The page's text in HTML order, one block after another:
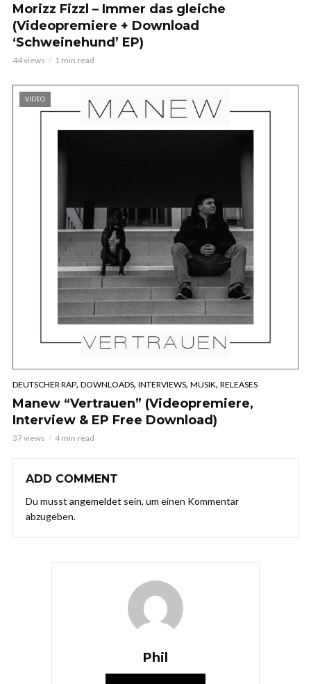
Morizz Fizzl – Immer das gleiche
(Videopremiere + Download
‘Schweinehund’ EP)
44 views 1 min read
VIDEO
DEUTSCHER RAP, DOWNLOADS, INTERVIEWS, MUSIK, RELEASES
Manew “Vertrauen” (Videopremiere,
Interview & EP Free Download)
37 views 4 min read
ADD COMMENT
Du musst angemeldet sein, um einen Kommentar
abzugeben.
Phil